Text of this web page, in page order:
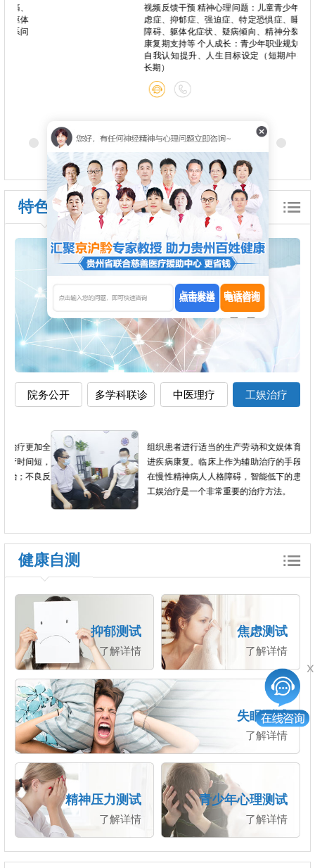
、
体
问
视频反馈干预 精神心理问题：儿童青少年焦
虑症、抑郁症、强迫症、特定恐惧症、睡眠
障碍、躯体化症状、疑病倾向、精神分裂症
康复期支持等 个人成长：青少年职业规划、
自我认知提升、人生目标设定（短期/中期/
长期）
特色诊疗
院务公开 多学科联诊 中医理疗 工娱治疗
全
，
反
组织患者进行适当的生产劳动和文娱体育活动，促
进疾病康复。临床上作为辅助治疗的手段，尤其是
在慢性精神病人人格障碍，智能低下的患者当中，
工娱治疗是一个非常重要的治疗方法。
健康自测
抑郁测试
了解详情
焦虑测试
了解详情
失眠测试
了解详情
精神压力测试
了解详情
青少年心理测试
了解详情
点击发送 电话咨询